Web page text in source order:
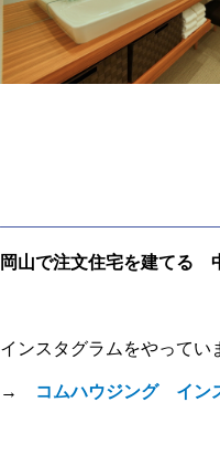
岡山で注文住宅を建てる
インスタグラムをやってい
→ コムハウジング イン